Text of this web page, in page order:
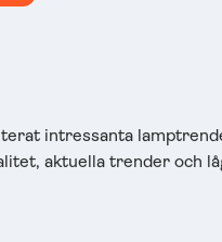
intressanta
aktuella trender och